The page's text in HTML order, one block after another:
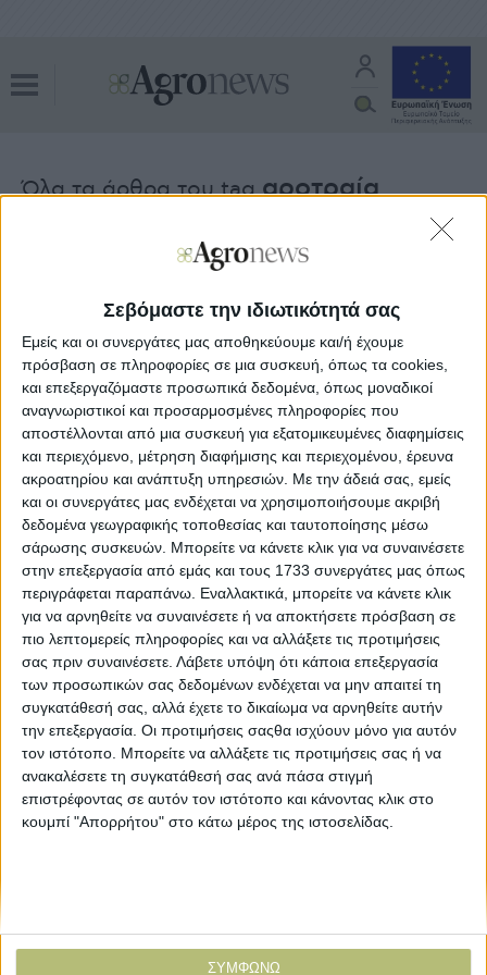
Σεβόμαστε την ιδιωτικότητά σας
Εμείς και οι συνεργάτες μας αποθηκεύουμε και/ή έχουμε
πρόσβαση σε πληροφορίες σε μια συσκευή, όπως τα cookies,
και επεξεργαζόμαστε προσωπικά δεδομένα, όπως μοναδικοί
αναγνωριστικοί και προσαρμοσμένες πληροφορίες που
αποστέλλονται από μια συσκευή για εξατομικευμένες διαφημίσεις
και περιεχόμενο, μέτρηση διαφήμισης και περιεχομένου, έρευνα
ακροατηρίου και ανάπτυξη υπηρεσιών. Με την άδειά σας, εμείς
και οι συνεργάτες μας ενδέχεται να χρησιμοποιήσουμε ακριβή
δεδομένα γεωγραφικής τοποθεσίας και ταυτοποίησης μέσω
σάρωσης συσκευών. Μπορείτε να κάνετε κλικ για να συναινέσετε
στην επεξεργασία από εμάς και τους 1733 συνεργάτες μας όπως
περιγράφεται παραπάνω. Εναλλακτικά, μπορείτε να κάνετε κλικ
για να αρνηθείτε να συναινέσετε ή να αποκτήσετε πρόσβαση σε
πιο λεπτομερείς πληροφορίες και να αλλάξετε τις προτιμήσεις
σας πριν συναινέσετε. Λάβετε υπόψη ότι κάποια επεξεργασία
των προσωπικών σας δεδομένων ενδέχεται να μην απαιτεί τη
συγκατάθεσή σας, αλλά έχετε το δικαίωμα να αρνηθείτε αυτήν
την επεξεργασία. Οι προτιμήσεις σαςθα ισχύουν μόνο για αυτόν
τον ιστότοπο. Μπορείτε να αλλάξετε τις προτιμήσεις σας ή να
ανακαλέσετε τη συγκατάθεσή σας ανά πάσα στιγμή
επιστρέφοντας σε αυτόν τον ιστότοπο και κάνοντας κλικ στο
κουμπί "Απορρήτου" στο κάτω μέρος της ιστοσελίδας.
ΣΥΜΦΩΝΩ
Όλα τα άρθρα του tagαροτραία
Δικαιώματα 07.02.21 - 01:31
Η σύγκλιση των άμεσων ενισχύσεων
Κοινή Αγροτική Πολιτική 01.02.21 - 09:22
Αμειψισπορά στο 20% και μοντέλο
υλοποίησης σημεία τριβής στην ΕΕ
ΒΙΒΛΙΟΘΗΚΗ
e-
mail
Explore
About